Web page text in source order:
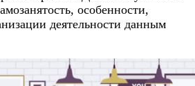
особенности,
деятельности данным